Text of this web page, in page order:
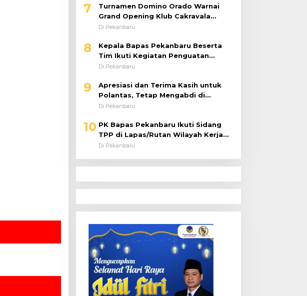
7
Turnamen Domino Orado Warnai
Grand Opening Klub Cakravala
Pekanbaru
Di Pekanbaru
8
Kepala Bapas Pekanbaru Beserta
Tim Ikuti Kegiatan Penguatan
Tugas dan Fungsi serta Paparan
Di Pekanbaru
9
Apresiasi dan Terima Kasih untuk
Polantas, Tetap Mengabdi di
Tengah Guyuran Hujan
Di Pekanbaru
10 PK Bapas Pekanbaru Ikuti Sidang
TPP di Lapas/Rutan Wilayah Kerja
Bahas Usulan Remisi Umum Jelang
Di Pekanbaru